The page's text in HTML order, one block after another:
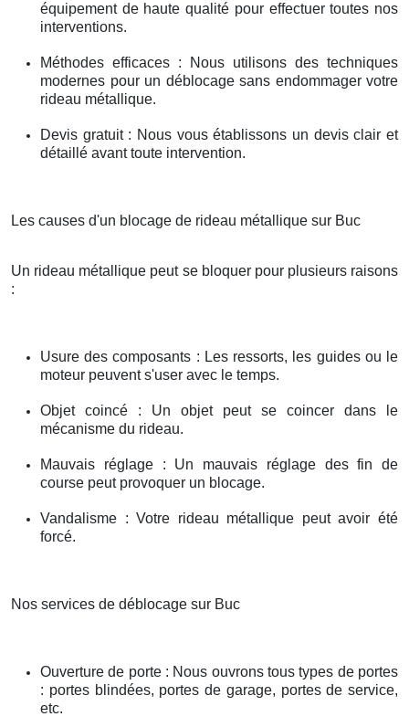
équipement de haute qualité pour effectuer toutes nos
interventions.
Méthodes efficaces : Nous utilisons des techniques
modernes pour un déblocage sans endommager votre
rideau métallique.
Devis gratuit : Nous vous établissons un devis clair et
détaillé avant toute intervention.
Les causes d'un blocage de rideau métallique sur Buc
Un rideau métallique peut se bloquer pour plusieurs raisons
:
Usure des composants : Les ressorts, les guides ou le
moteur peuvent s'user avec le temps.
Objet coincé : Un objet peut se coincer dans le
mécanisme du rideau.
Mauvais réglage : Un mauvais réglage des fin de
course peut provoquer un blocage.
Vandalisme : Votre rideau métallique peut avoir été
forcé.
Nos services de déblocage sur Buc
Ouverture de porte : Nous ouvrons tous types de portes
: portes blindées, portes de garage, portes de service,
etc.